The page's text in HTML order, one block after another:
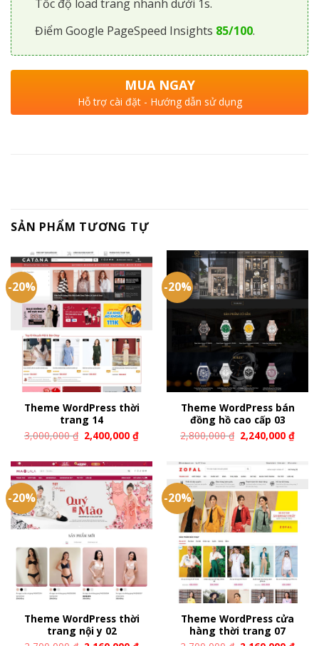
Tốc độ load trang nhanh dưới 1s.
Điểm Google PageSpeed Insights 85/100.
MUA NGAY
Hỗ trợ cài đặt - Hướng dẫn sử dụng
SẢN PHẨM TƯƠNG TỰ
-20%
Theme WordPress thời
trang 14
3,000,000₫ 2,400,000₫
-20%
Theme WordPress bán
đồng hồ cao cấp 03
2,800,000₫ 2,240,000₫
-20%
Theme WordPress thời
trang nội y 02
-20%
Theme WordPress cửa
hàng thời trang 07